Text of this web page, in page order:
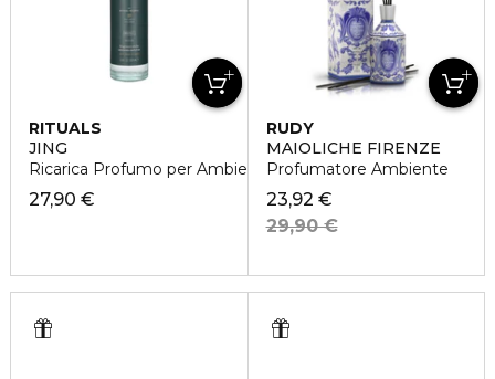
RITUALS
JING
Ricarica Profumo per Ambiente
27,90 €
RUDY
MAIOLICHE FIRENZE
Profumatore Ambiente
23,92 €
29,90 €